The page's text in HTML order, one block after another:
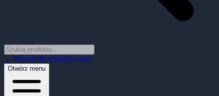
← Powrót do wyszukiwarki
Otwórz menu